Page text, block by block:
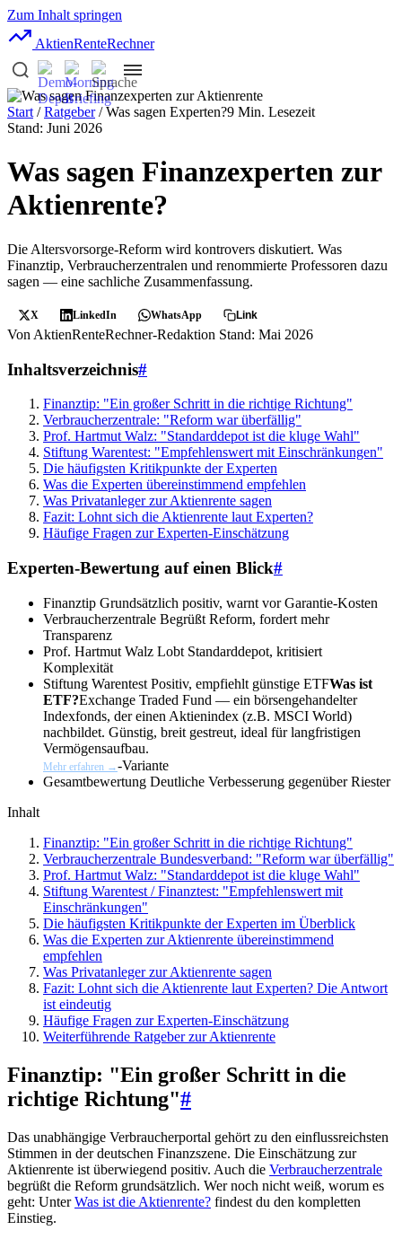
Zum Inhalt springen
AktienRenteRechner
Start /Ratgeber/ Was sagen Experten?9 Min. Lesezeit
Stand: Juni 2026
Was sagen Finanzexperten zur
Aktienrente?
Die Altersvorsorge-Reform wird kontrovers diskutiert. Was
Finanztip, Verbraucherzentralen und renommierte Professoren dazu
sagen — eine sachliche Zusammenfassung.
X LinkedIn WhatsApp Link
Von AktienRenteRechner-Redaktion Stand: Mai 2026
Inhaltsverzeichnis#
Finanztip: "Ein großer Schritt in die richtige Richtung"
Verbraucherzentrale: "Reform war überfällig"
Prof. Hartmut Walz: "Standarddepot ist die kluge Wahl"
Stiftung Warentest: "Empfehlenswert mit Einschränkungen"
Die häufigsten Kritikpunkte der Experten
Was die Experten übereinstimmend empfehlen
Was Privatanleger zur Aktienrente sagen
Fazit: Lohnt sich die Aktienrente laut Experten?
Häufige Fragen zur Experten-Einschätzung
Experten-Bewertung auf einen Blick#
Finanztip Grundsätzlich positiv, warnt vor Garantie-Kosten
Verbraucherzentrale Begrüßt Reform, fordert mehr
Transparenz
Prof. Hartmut Walz Lobt Standarddepot, kritisiert
Komplexität
Stiftung Warentest Positiv, empfiehlt günstige ETFWas ist
ETF?Exchange Traded Fund — ein börsengehandelter
Indexfonds, der einen Aktienindex (z.B. MSCI World)
nachbildet. Günstig, breit gestreut, ideal für langfristigen
Vermögensaufbau.
Mehr erfahren →-Variante
Gesamtbewertung Deutliche Verbesserung gegenüber Riester
Inhalt
Finanztip: "Ein großer Schritt in die richtige Richtung"
Verbraucherzentrale Bundesverband: "Reform war überfällig"
Prof. Hartmut Walz: "Standarddepot ist die kluge Wahl"
Stiftung Warentest / Finanztest: "Empfehlenswert mit
Einschränkungen"
Die häufigsten Kritikpunkte der Experten im Überblick
Was die Experten zur Aktienrente übereinstimmend
empfehlen
Was Privatanleger zur Aktienrente sagen
Fazit: Lohnt sich die Aktienrente laut Experten? Die Antwort
ist eindeutig
Häufige Fragen zur Experten-Einschätzung
Weiterführende Ratgeber zur Aktienrente
Finanztip: "Ein großer Schritt in die
richtige Richtung"#
Das unabhängige Verbraucherportal gehört zu den einflussreichsten
Stimmen in der deutschen Finanzszene. Die Einschätzung zur
Aktienrente ist überwiegend positiv. Auch die Verbraucherzentrale
begrüßt die Reform grundsätzlich. Wer noch nicht weiß, worum es
geht: UnterWas ist die Aktienrente? findest du den kompletten
Einstieg.